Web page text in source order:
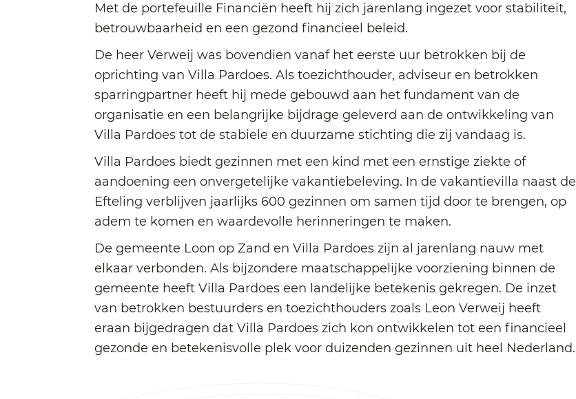
Met de portefeuille Financiën heeft hij zich jarenlang ingezet voor stabiliteit,
betrouwbaarheid en een gezond financieel beleid.
De heer Verweij was bovendien vanaf het eerste uur betrokken bij de
oprichting van Villa Pardoes. Als toezichthouder, adviseur en betrokken
sparringpartner heeft hij mede gebouwd aan het fundament van de
organisatie en een belangrijke bijdrage geleverd aan de ontwikkeling van
Villa Pardoes tot de stabiele en duurzame stichting die zij vandaag is.
Villa Pardoes biedt gezinnen met een kind met een ernstige ziekte of
aandoening een onvergetelijke vakantiebeleving. In de vakantievilla naast de
Efteling verblijven jaarlijks 600 gezinnen om samen tijd door te brengen, op
adem te komen en waardevolle herinneringen te maken.
De gemeente Loon op Zand en Villa Pardoes zijn al jarenlang nauw met
elkaar verbonden. Als bijzondere maatschappelijke voorziening binnen de
gemeente heeft Villa Pardoes een landelijke betekenis gekregen. De inzet
van betrokken bestuurders en toezichthouders zoals Leon Verweij heeft
eraan bijgedragen dat Villa Pardoes zich kon ontwikkelen tot een financieel
gezonde en betekenisvolle plek voor duizenden gezinnen uit heel Nederland.